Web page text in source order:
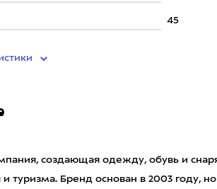
45
создающая одежду, обувь и
и туризма. Бренд основан в 2003 году,